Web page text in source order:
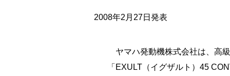
2008年2月27日発表
ヤマハ発動機株式会社は、高
「EXULT（イグザルト）45